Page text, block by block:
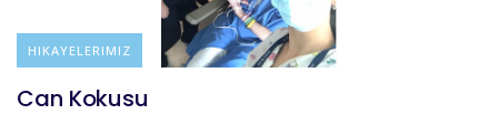
BLOG
HIKAYELERIMIZ
Can Kokusu